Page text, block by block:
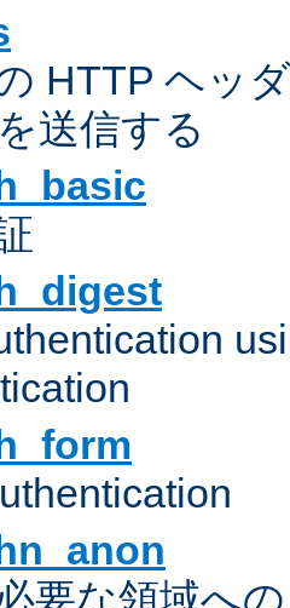
HTTP ヘッ
送信する
要な領域へ